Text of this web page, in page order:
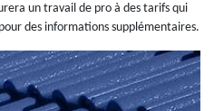
un travail de pro à des tarifs qui
des informations supplémentaires.